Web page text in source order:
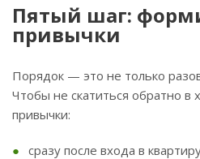
Пятый шаг:
привычки
Порядок — это не только
Чтобы не скатиться обратно в
привычки:
сразу после входа в